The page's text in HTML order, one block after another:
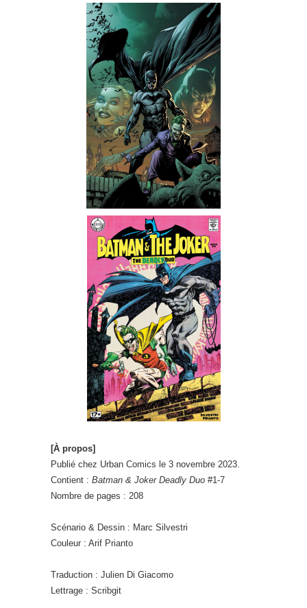
[À propos]
Publié chez Urban Comics le 3 novembre 2023.
Contient : Batman & Joker Deadly Duo #1-7
Nombre de pages : 208
Scénario & Dessin : Marc Silvestri
Couleur : Arif Prianto
Traduction : Julien Di Giacomo
Lettrage : Scribgit